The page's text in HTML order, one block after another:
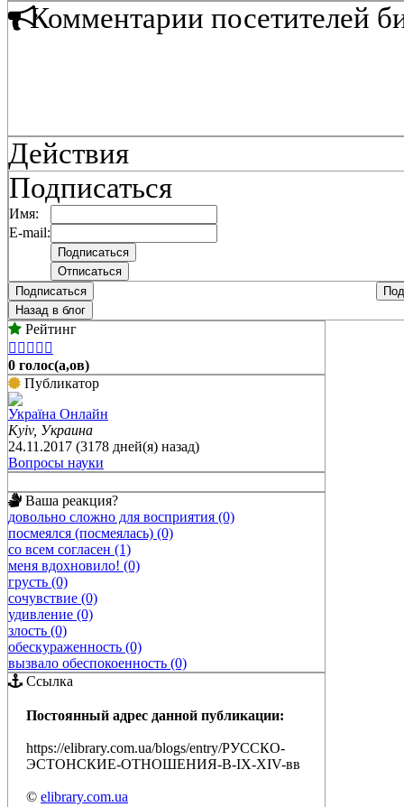
Комментарии посетителей
Действия
Подписаться
Имя:
E-mail:
Подписаться
Назад в блог
Рейтинг
    
0 голос(а,ов)
Публикатор
Україна Онлайн
Kyiv, Украина
24.11.2017 (3178 дней(я) назад)
Вопросы науки
Ваша реакция?
довольно сложно для восприятия (0)
посмеялся (посмеялась) (0)
со всем согласен (1)
меня вдохновило! (0)
грусть (0)
сочувствие (0)
удивление (0)
злость (0)
обескураженность (0)
вызвало обеспокоенность (0)
Ссылка
Постоянный адрес данной публикации:
https://elibrary.com.ua/blogs/entry/РУССКО-
ЭСТОНСКИЕ-ОТНОШЕНИЯ-В-IX-XIV-вв
© elibrary.com.ua